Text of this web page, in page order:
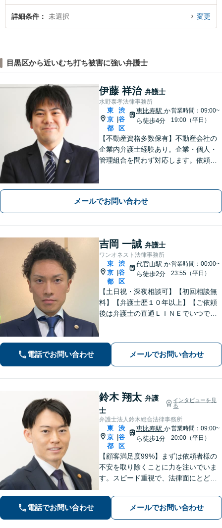
詳細条件 未選択 変更
目黒区から近いむち打ち被害に強い弁護士
伊藤 祥治 弁護士
水野泰孝法律事務所
東
京
都
渋
谷
区
恵比寿駅 か
ら徒歩4分
営業時間：09:00~
19:00（平日）
【不動産資格多数保有】不動産会社の
企業内弁護士経験あり。企業・個人・
管理組合を問わず対応します。依頼者
分・恵比寿駅6分】
メールでお問い合わせ
吉岡 一誠 弁護士
ワンオネスト法律事務所
東
京
都
渋
谷
区
代官山駅 か
ら徒歩2分
営業時間：00:00~
23:55（平日）
【土日祝・深夜相談可】【初回相談無
料】【弁護士歴１０年以上】【ご依頼
後は弁護士の直通ＬＩＮＥでいつでも
ワークトラブルに注力】
電話でお問い合わせ メールでお問い合わせ
鈴木 翔太 弁護
士
インタビューを見
る
弁護士法人鈴木総合法律事務所
東
京
都
渋
谷
区
恵比寿駅 か
ら徒歩1分
営業時間：09:00~
20:00（平日）
【顧客満足度99%】まずは依頼者様の
不安を取り除くことに力を注いでいま
す。スピード重視で、法律面にとどま
刑事事件・離婚問題、不動産トラブ
ル、相続などお悩みのことはぜひご相
談ください。
電話でお問い合わせ メールでお問い合わせ